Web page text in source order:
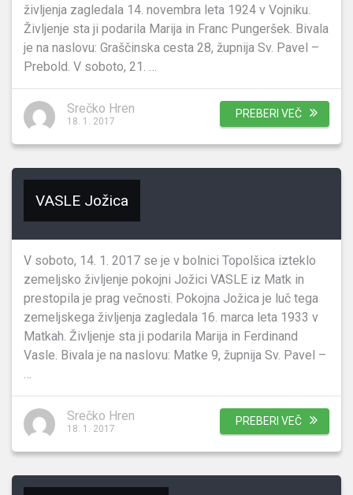
življenja zagledala 14. novembra leta 1924 v Vojniku.
Življenje sta ji podarila Marija in Franc Pungeršek. Bivala
je na naslovu: Graščinska cesta 28, župnija Sv. Pavel –
Prebold. V soboto, 21. …
PREBERI VEČ
Srečko Hren
18. 1. 2017
VASLE Jožica
V soboto, 14. 1. 2017 se je v bolnici Topolšica izteklo
zemeljsko življenje pokojni Jožici VASLE iz Matk in
prestopila je prag večnosti. Pokojna Jožica je luč tega
zemeljskega življenja zagledala 16. marca leta 1933 v
Matkah. Življenje sta ji podarila Marija in Ferdinand
Vasle. Bivala je na naslovu: Matke 9, župnija Sv. Pavel –
…
PREBERI VEČ
Srečko Hren
18. 1. 2017